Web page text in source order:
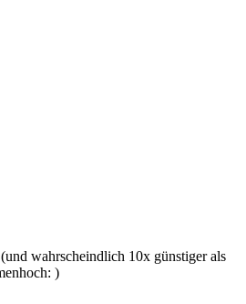
(und wahrscheindlich 10x günstiger als
)